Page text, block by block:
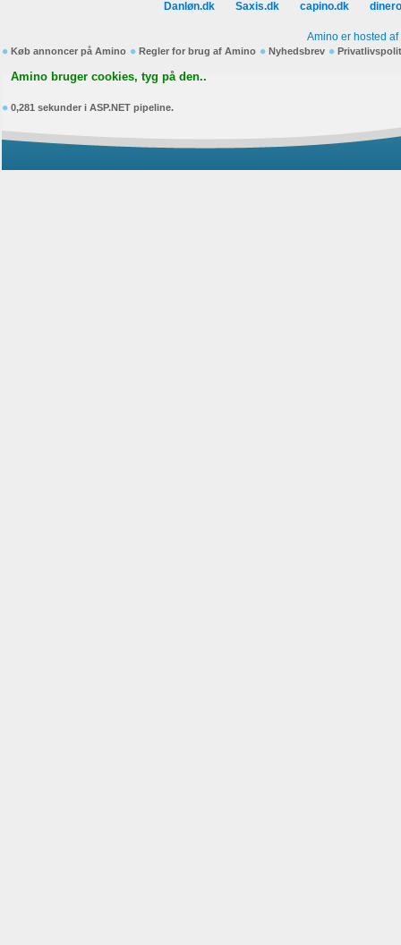
Danløn.dk
Saxis.dk capino.dk
Amino er hosted af
Køb annoncer på Amino Regler for brug af Amino Nyhedsbrev
Amino bruger cookies, tyg på den..
0,281 sekunder i ASP.NET pipeline.